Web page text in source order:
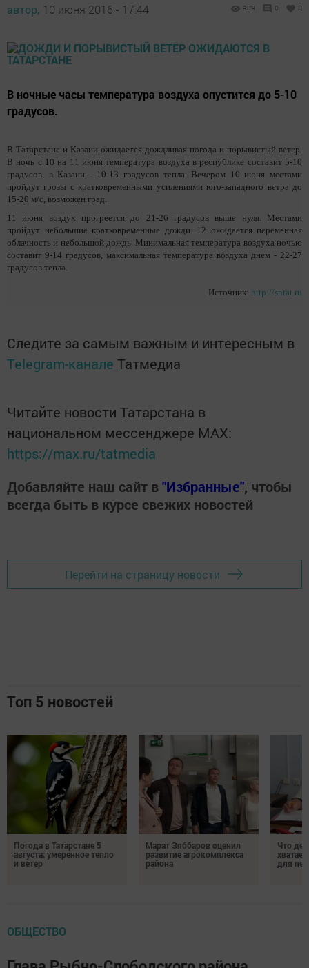
автор, 10 июня 2016 - 17:44 909 0 0
В ночные часы температура воздуха опустится до 5-10
градусов.
В Татарстане и Казани ожидается дождливая погода и порывистый ветер.
В ночь с 10 на 11 июня температура воздуха в республике составит 5-10
градусов, в Казани - 10-13 градусов тепла. Вечером 10 июня местами
пройдут грозы с кратковременными усилениями юго-западного ветра до
15-20 м/с, возможен град.
11 июня воздух прогреется до 21-26 градусов выше нуля. Местами
пройдут небольшие кратковременные дожди. 12 ожидается переменная
облачность и небольшой дождь. Минимальная температура воздуха ночью
составит 9-14 градусов, максимальная температура воздуха днем - 22-27
градусов тепла.
Источник: http://sntat.ru
Следите за самым важным и интересным в
Telegram-канале Татмедиа
Читайте новости Татарстана в
национальном мессенджере MАХ:
https://max.ru/tatmedia
Добавляйте наш сайт в"Избранные", чтобы
всегда быть в курсе свежих новостей
Перейти на страницу новости
Топ 5 новостей
Погода в Татарстане 5
августа: умеренное тепло
и ветер
Марат Зяббаров оценил
развитие агрокомплекса
района
Что
для
ОБЩЕСТВО